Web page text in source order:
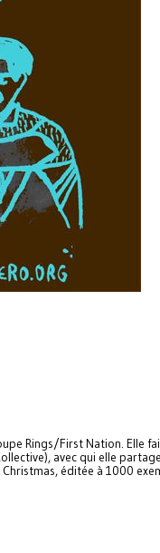
Rings/First Nation. Elle
avec qui elle
éditée à 1000